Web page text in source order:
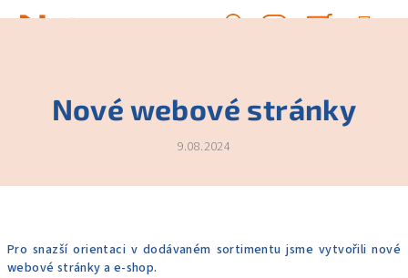
košík
Nové webové stránky
9.08.2024
Pro snazší orientaci v dodávaném sortimentu jsme vytvořili nové
webové stránky a e-shop.